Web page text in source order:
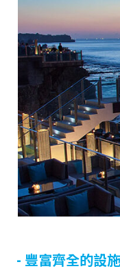
- 豐富齊全的設